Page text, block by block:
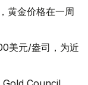
黄金价格在一周
美元/盎司，为近